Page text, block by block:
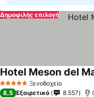
Δημοφιλής επιλογή
5 Αστέρια Ξενοδοχείο
Hotel Meson del
8,5 Εξαιρετικό 8.557